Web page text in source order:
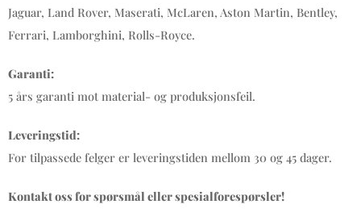
Jaguar, Land Rover, Maserati, McLaren, Aston Martin, Bentley,
Ferrari, Lamborghini, Rolls-Royce.
Garanti:
5 års garanti mot material- og produksjonsfeil.
Leveringstid:
For tilpassede felger er leveringstiden mellom 30 og 45 dager.
Kontakt oss for spørsmål eller spesialforespørsler!